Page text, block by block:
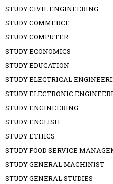
STUDY CIVIL ENGINEERING
STUDY COMMERCE
STUDY COMPUTER
STUDY ECONOMICS
STUDY EDUCATION
STUDY ELECTRICAL
STUDY ELECTRONIC
STUDY ENGINEERING
STUDY ENGLISH
STUDY ETHICS
STUDY FOOD SERVICE
STUDY GENERAL MACHINIST
STUDY GENERAL STUDIES